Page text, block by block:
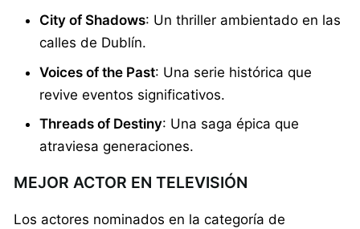
City of Shadows: Un thriller ambientado en las
calles de Dublín.
Voices of the Past: Una serie histórica que
revive eventos significativos.
Threads of Destiny: Una saga épica que
atraviesa generaciones.
MEJOR ACTOR EN TELEVISIÓN
Los actores nominados en la categoría de